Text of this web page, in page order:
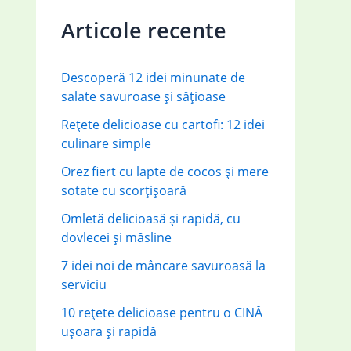
h
o
Articole recente
Descoperă 12 idei minunate de
salate savuroase și sățioase
Rețete delicioase cu cartofi: 12 idei
culinare simple
Orez fiert cu lapte de cocos și mere
sotate cu scorțișoară
Omletă delicioasă și rapidă, cu
dovlecei și măsline
7 idei noi de mâncare savuroasă la
serviciu
10 rețete delicioase pentru o CINĂ
ușoara și rapidă